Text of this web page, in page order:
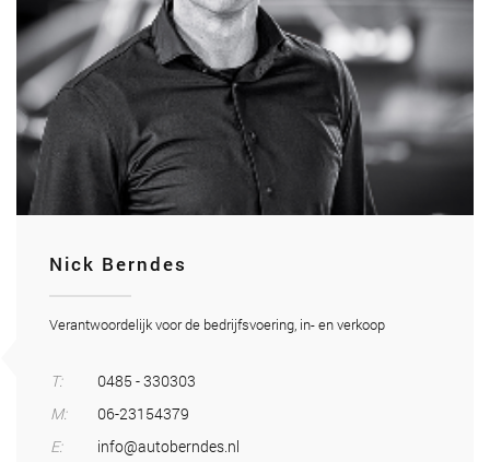
Nick Berndes
Verantwoordelijk voor de bedrijfsvoering, in- en verkoop
T:
0485 - 330303
M:
06-23154379
E:
info@autoberndes.nl